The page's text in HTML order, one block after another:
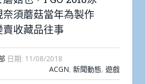
須蘑菇當年為製作
賣收藏品往事
日期: 11/08/2018
ACGN, 新聞動態, 遊戲